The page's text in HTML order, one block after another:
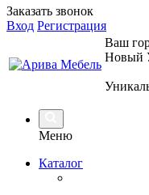
Заказать звонок
Вход Регистрация
Ваш
Новый
Меню
Каталог